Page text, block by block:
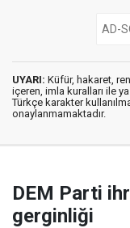
UYARI: Küfür, hakaret,
içeren, imla kuralları ile
Türkçe karakter
onaylanmamaktadır.
DEM Parti
gerginliği